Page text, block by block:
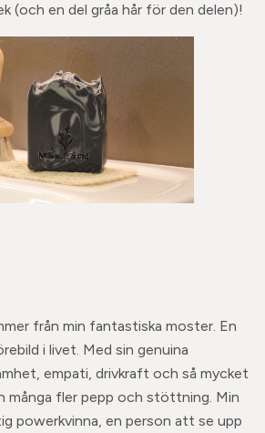
(och en del gråa hår för den delen)!
från min fantastiska moster. En
i livet. Med sin genuina
empati, drivkraft och så mycket
många fler pepp och stöttning. Min
powerkvinna, en person att se upp